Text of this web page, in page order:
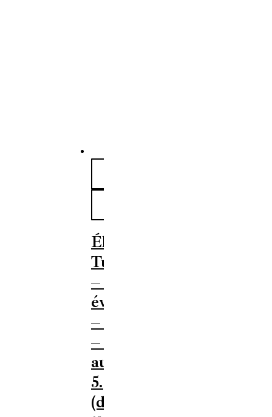
Élet és
Tudomány
– LXXX.
évfolyam
– 32. szám
– 2025.
augusztus
5.
(digitális)